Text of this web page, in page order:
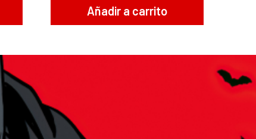
Añadir a carrito